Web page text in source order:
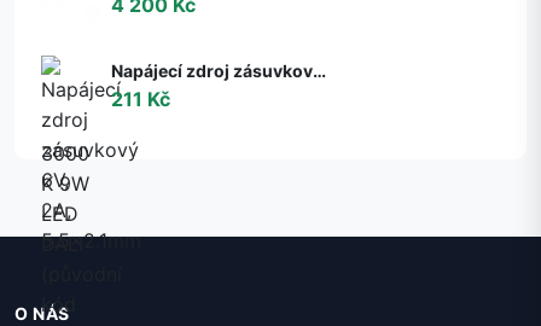
Napájecí zdroj zásuvkový 6V, 2A, 5.5x2.1mm
211 Kč
O NÁS